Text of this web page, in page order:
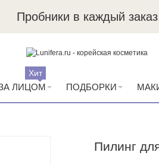
Пробники в каждый заказ
ЛИЦОМ
Хит
ПОДБОРКИ
Пилинг